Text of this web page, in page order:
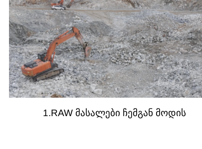
1.RAW მასალები ჩემგან მოდის